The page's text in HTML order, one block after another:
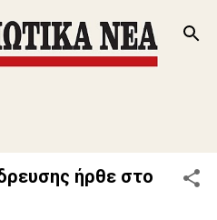
περιεχόμενο
ήρθε στο